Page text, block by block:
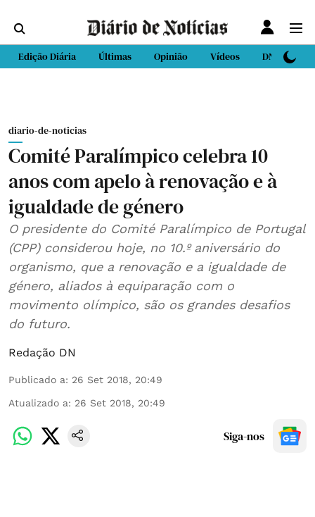
Edição Diária Últimas Opinião Vídeos DN Sport
diario-de-noticias
Comité Paralímpico celebra 10
anos com apelo à renovação e à
igualdade de género
O presidente do Comité Paralímpico de Portugal
(CPP) considerou hoje, no 10.º aniversário do
organismo, que a renovação e a igualdade de
género, aliados à equiparação com o
movimento olímpico, são os grandes desafios
do futuro.
Redação DN
Publicado a: 26 Set 2018, 20:49
Atualizado a: 26 Set 2018, 20:49
Siga-nos